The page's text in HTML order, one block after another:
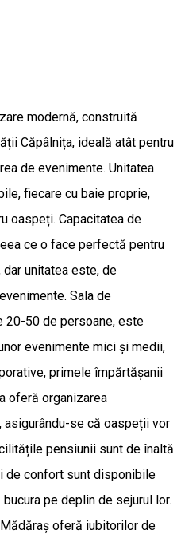
modernă, construită
Căpâlnița, ideală atât pentru
de evenimente. Unitatea
fiecare cu baie proprie,
oaspeți. Capacitatea de
ce o face perfectă pentru
unitatea este, de
Sala de
20-50 de persoane, este
evenimente mici și medii,
primele împărtășanii
oferă organizarea
se că oaspeții vor
pensiunii sunt de înaltă
de confort sunt disponibile
pe deplin de sejurul lor.
oferă iubitorilor de